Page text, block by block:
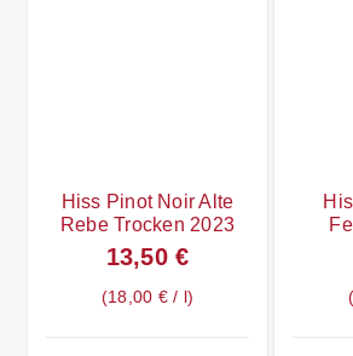
Hiss Pinot Noir Alte
Rebe Trocken 2023
13,50€
18,00 €/ l